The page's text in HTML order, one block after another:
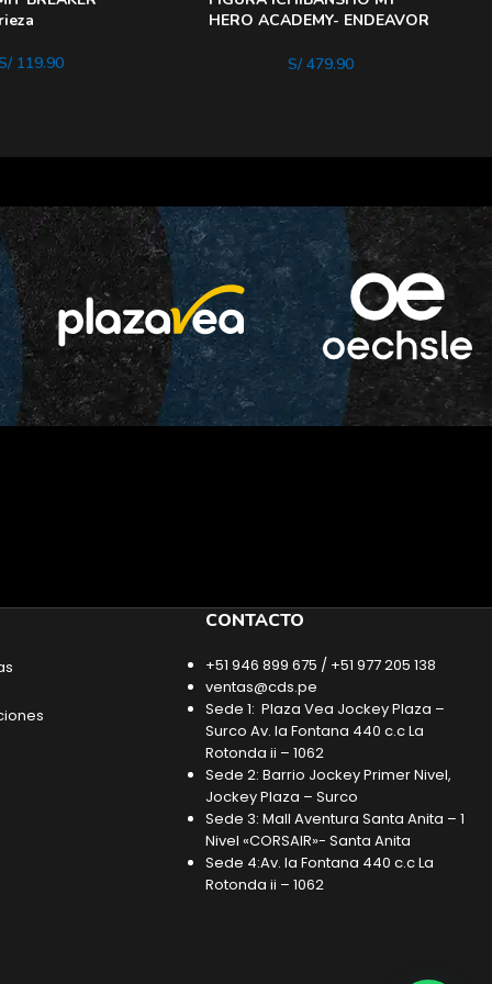
119.90
HERO ACADEMY- ENDEAVOR
S/479.90
CONTACTO
+51 946 899 675 / +51 977 205 138
ventas@cds.pe
Sede 1: Plaza Vea Jockey Plaza –
Surco Av. la Fontana 440 c.c La
Rotonda ii – 1062
Sede 2: Barrio Jockey Primer Nivel,
Jockey Plaza – Surco
Sede 3: Mall Aventura Santa Anita – 1
Nivel «CORSAIR»- Santa Anita
Sede 4:Av. la Fontana 440 c.c La
Rotonda ii – 1062